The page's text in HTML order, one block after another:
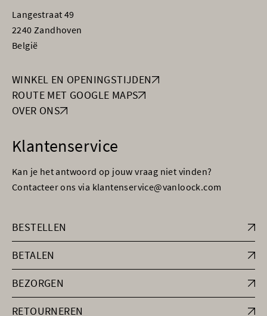
Langestraat 49
2240 Zandhoven
België
WINKEL EN OPENINGSTIJDEN
ROUTE MET GOOGLE MAPS
OVER ONS
Klantenservice
Kan je het antwoord op jouw vraag niet vinden?
Contacteer ons via klantenservice@vanloock.com
BESTELLEN
BETALEN
BEZORGEN
RETOURNEREN